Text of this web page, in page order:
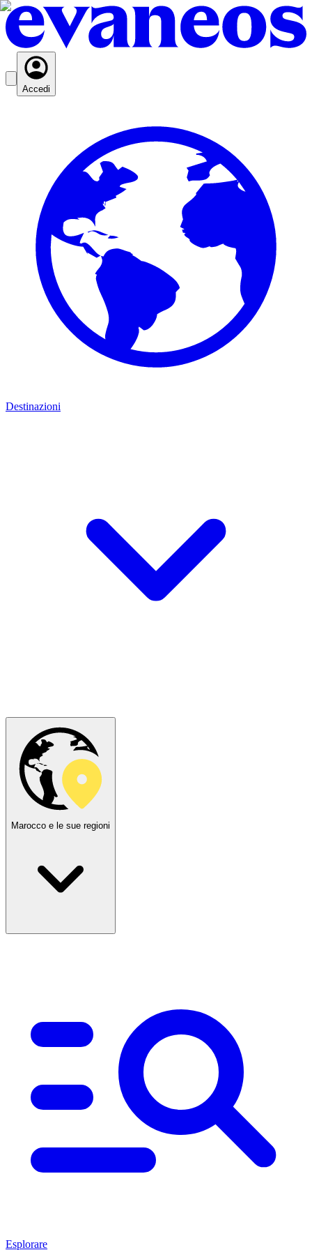
Accedi
Destinazioni
Marocco e le sue regioni
Esplorare